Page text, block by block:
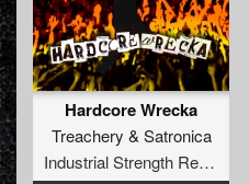
Hardcore Wrecka
Treachery & Satronica
Industrial Strength Records